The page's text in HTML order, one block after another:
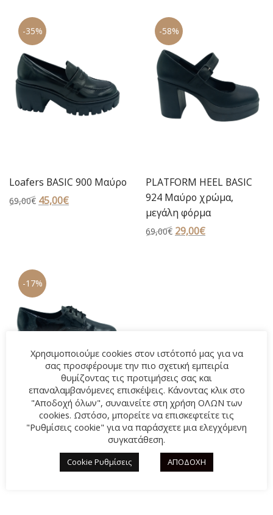
-35%
Loafers BASIC 900 Μαύρο
69,00€ Original
45,00€Η
-58%
PLATFORM HEEL BASIC
924 Μαύρο χρώμα,
μεγάλη φόρμα
69,00€ Original
29,00€Η
-17%
Oxford BASIC 806 Μαύρο
Original
49,00€Η
τρέχουσα
Χρησιμοποιούμε cookies στον ιστότοπό μας για να
σας προσφέρουμε την πιο σχετική εμπειρία
θυμίζοντας τις προτιμήσεις σας και
επαναλαμβανόμενες επισκέψεις. Κάνοντας κλικ στο
"Αποδοχή όλων", συναινείτε στη χρήση ΟΛΩΝ των
cookies. Ωστόσο, μπορείτε να επισκεφτείτε τις
"Ρυθμίσεις cookie" για να παράσχετε μια ελεγχόμενη
συγκατάθεση.
Cookie Ρυθμίσεις ΑΠΟΔΟΧΗ